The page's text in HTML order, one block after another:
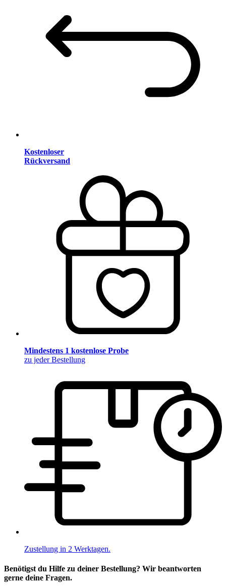
Kostenloser
Rückversand
Mindestens 1 kostenlose Probe
zu jeder Bestellung
Zustellung in 2 Werktagen.
Benötigst du Hilfe zu deiner Bestellung? Wir beantworten
gerne deine Fragen.